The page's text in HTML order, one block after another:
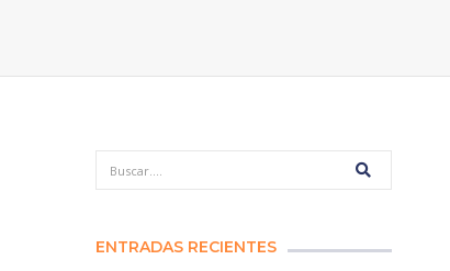
ENTRADAS RECIENTES